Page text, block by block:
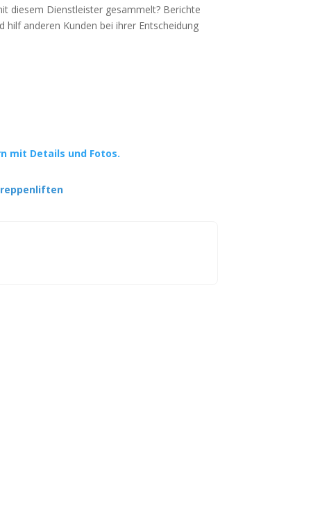
diesem Dienstleister gesammelt? Berichte
hilf anderen Kunden bei ihrer Entscheidung
mit Details und Fotos.